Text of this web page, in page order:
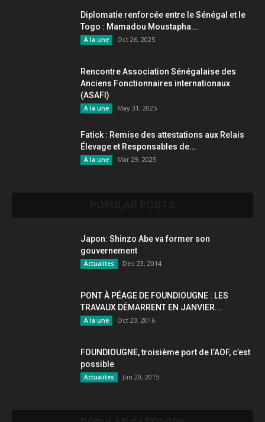
Diplomatie renforcée entre le Sénégal et le
Togo : Mamadou Moustapha...
A la une Oct 26, 2025
Rencontre Association Sénégalaise des
Anciens Fonctionnaires internationaux
(ASAFI)
A la une May 31, 2025
Fatick : Remise des attestations aux Relais
Élevage et Responsables de...
A la une Mar 29, 2025
Japon: Shinzo Abe va former son
gouvernement
Actualites Dec 23, 2014
PONT À PÉAGE DE FOUNDIOUGNE : LES
TRAVAUX DÉMARRENT EN JANVIER...
A la une Oct 23, 2016
FOUNDIOUGNE, troisième port de l’AOF, c’est
possible
Actualites Jun 20, 2015